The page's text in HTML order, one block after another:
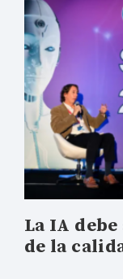
La IA
de la